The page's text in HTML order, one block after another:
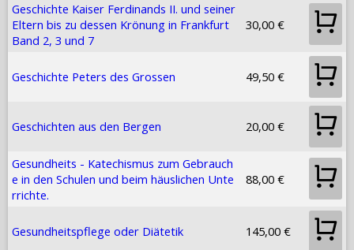
Geschichte Kaiser Ferdinands II. und seiner
Eltern bis zu dessen Krönung in Frankfurt
Band 2, 3 und 7
30,00 €
Geschichte Peters des Grossen 49,50 €
Geschichten aus den Bergen 20,00 €
Gesundheits - Katechismus zum Gebrauch
e in den Schulen und beim häuslichen Unte
rrichte.
88,00 €
Gesundheitspflege oder Diätetik 145,00 €